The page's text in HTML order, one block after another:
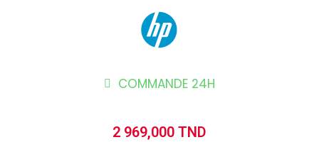
COMMANDE 24H
2 969,000 TND